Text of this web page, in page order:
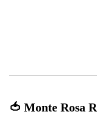
🍅 Monte Rosa